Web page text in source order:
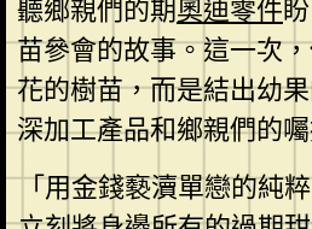
聽鄉親們的期奧迪零件
苗參會的故事。這一次
花的樹苗，而是結出幼
深加工產品和鄉親們的
「用金錢褻瀆單戀的純